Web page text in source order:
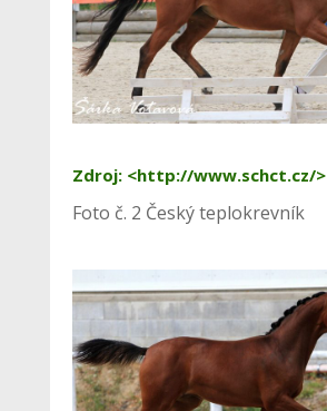
Zdroj: <http://www.schct.cz/>
Foto č. 2 Český teplokrevník